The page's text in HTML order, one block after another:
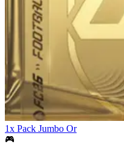
1x Pack Jumbo Or